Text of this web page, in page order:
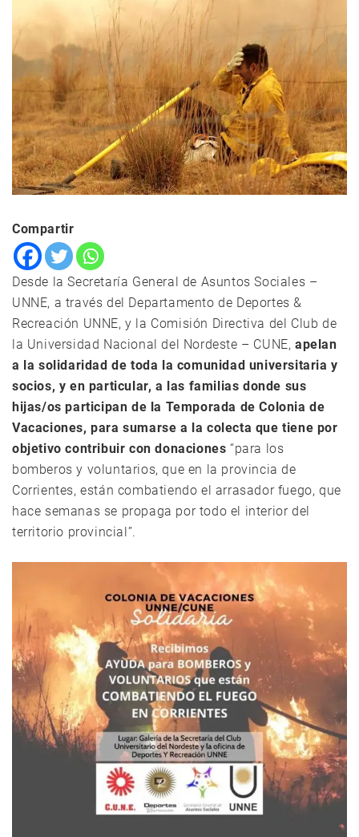
Compartir
Desde la Secretaría General de Asuntos Sociales –
UNNE, a través del Departamento de Deportes &
Recreación UNNE, y la Comisión Directiva del Club de
la Universidad Nacional del Nordeste – CUNE,apelan
a la solidaridad de toda la comunidad universitaria y
socios, y en particular, a las familias donde sus
hijas/os participan de la Temporada de Colonia de
Vacaciones, para sumarse a la colecta que tiene por
objetivo contribuir con donaciones “para los
bomberos y voluntarios, que en la provincia de
Corrientes, están combatiendo el arrasador fuego, que
hace semanas se propaga por todo el interior del
territorio provincial”.